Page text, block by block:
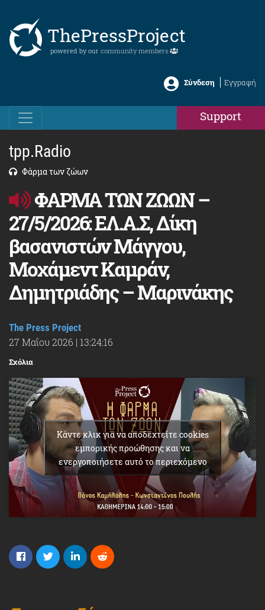
ThePressProject
powered by our community members
Σύνδεση Εγγραφή
Support
tpp.Radio
Φάρμα των ζώων
ΦΑΡΜΑ ΤΩΝ ΖΩΩΝ –
27/5/2026: ΕΛ.Α.Σ, Δίκη
βασανιστών Μάγγου,
Μοχάμεντ Καμράν,
Δημητριάδης – Μαρινάκης
The Press Project
27 Μαΐου 2026 | 13:24:16
Σχόλια
Κάντε κλικ για να αποδεχτείτε cookies
εμπορικής προώθησης και να
ενεργοποιήσετε αυτό το περιεχόμενο